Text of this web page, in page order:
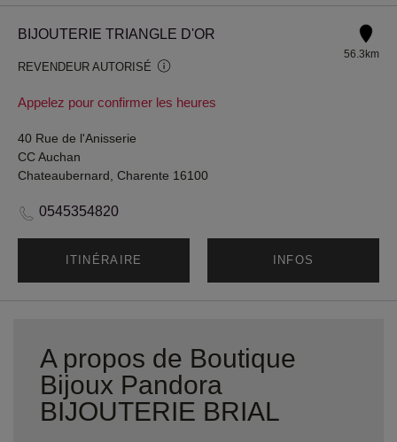
BIJOUTERIE TRIANGLE D'OR
REVENDEUR AUTORISÉ
Appelez pour confirmer les heures
56.3km
40 Rue de l'Anisserie
CC Auchan
Chateaubernard, Charente 16100
0545354820
ITINÉRAIRE INFOS
A propos de Boutique
Bijoux Pandora
BIJOUTERIE BRIAL